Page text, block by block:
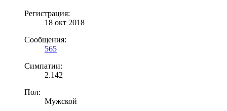
Регистрация:
18 окт 2018
Сообщения:
565
Симпатии:
2.142
Пол:
Мужской